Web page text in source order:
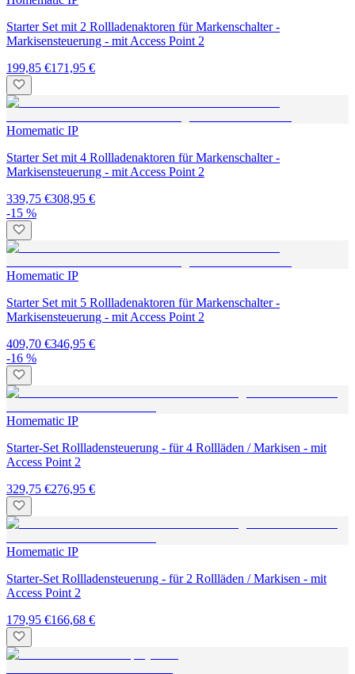
Starter Set mit 2 Rollladenaktoren für Markenschalter -
Markisensteuerung - mit Access Point 2
199,85 €171,95 €
Homematic IP
Starter Set mit 4 Rollladenaktoren für Markenschalter -
Markisensteuerung - mit Access Point 2
339,75 €308,95 €
-15 %
Homematic IP
Starter Set mit 5 Rollladenaktoren für Markenschalter -
Markisensteuerung - mit Access Point 2
409,70 €346,95 €
-16 %
Homematic IP
Starter-Set Rollladensteuerung - für 4 Rollläden / Markisen - mit
Access Point 2
329,75 €276,95 €
Homematic IP
Starter-Set Rollladensteuerung - für 2 Rollläden / Markisen - mit
Access Point 2
179,95 €166,68 €